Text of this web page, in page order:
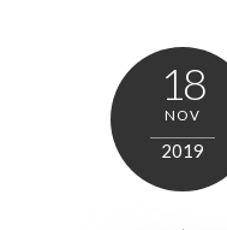
18
NOV
2019